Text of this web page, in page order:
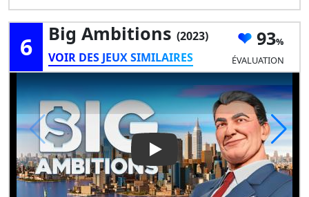
6 Big Ambitions (2023)
VOIR DES JEUX SIMILAIRES
93
ÉVALUATION
Play Video: Big Ambitions